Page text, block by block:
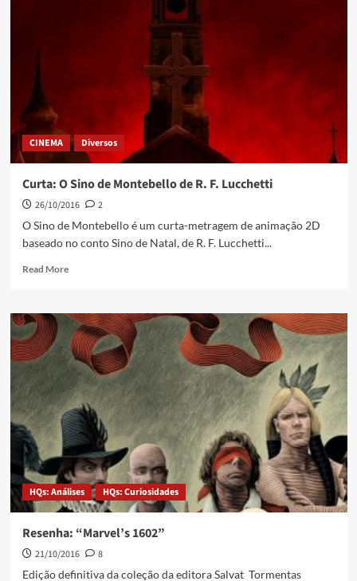
CINEMA Diversos
Curta: O Sino de Montebello de R. F. Lucchetti
26/10/2016
2
O Sino de Montebello é um curta-metragem de animação 2D
baseado no conto Sino de Natal, de R. F. Lucchetti...
Read More
HQs: Análises HQs: Curiosidades
Resenha: “Marvel’s 1602”
21/10/2016
8
Edição definitiva da coleção da editora Salvat Tormentas